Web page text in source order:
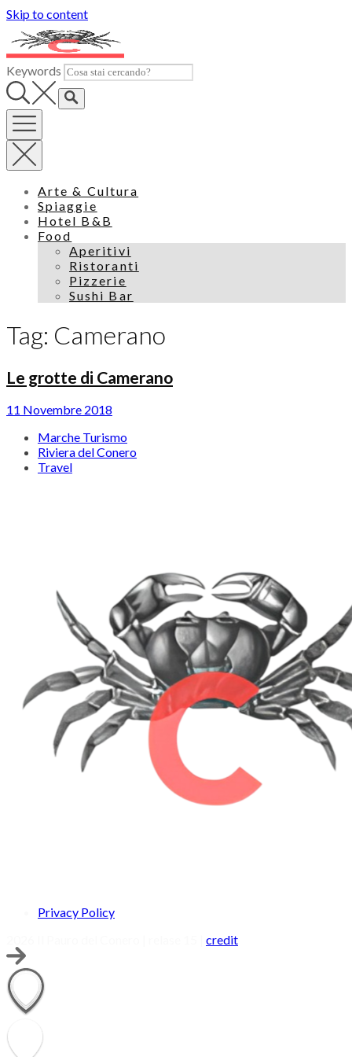
Skip to content
Keywords
Arte & Cultura
Spiaggie
Hotel B&B
Food
Aperitivi
Ristoranti
Pizzerie
Sushi Bar
Tag: Camerano
Le grotte di Camerano
11 Novembre 2018
Marche Turismo
Riviera del Conero
Travel
Privacy Policy
credit